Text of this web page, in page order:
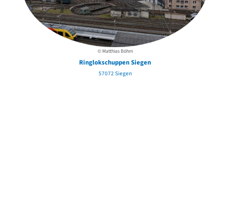
© Matthias Böhm
Ringlokschuppen Siegen
57072 Siegen